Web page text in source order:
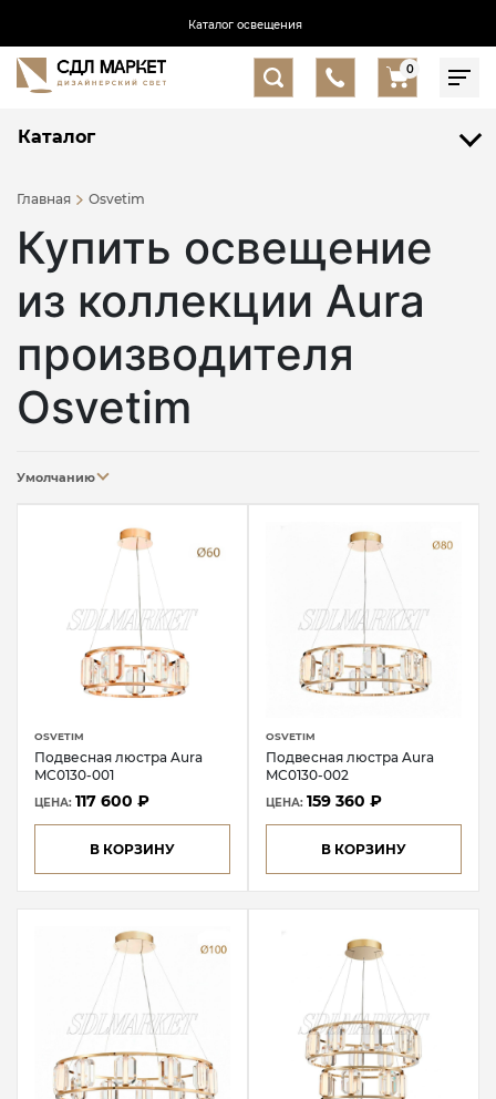
Каталог освещения
0
Каталог
Главная Osvetim
Купить освещение
из коллекции Aura
производителя
Osvetim
Умолчанию
OSVETIM
Подвесная люстра Aura
MC0130-001
ЦЕНА: 117 600 ₽
В КОРЗИНУ
OSVETIM
Подвесная люстра Aura
MC0130-002
ЦЕНА: 159 360 ₽
В КОРЗИНУ